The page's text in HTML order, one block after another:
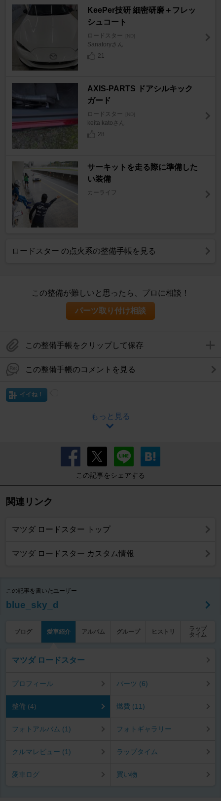
KeePer技研 細密研磨＋フレッ
シュコート
ロードスター [ND]
Sanatoryさん
21
AXIS-PARTS ドアシルキック
ガード
ロードスター [ND]
keita katoさん
28
サーキットを走る際に準備した
い装備
カーライフ
ロードスター の点火系の整備手帳を見る
この整備が難しいと思ったら、プロに相談！
パーツ取り付け相談
この整備手帳をクリップして保存
この整備手帳のコメントを見る
イイね！
もっと見る
この記事をシェアする
関連リンク
マツダ ロードスター トップ
マツダ ロードスター カスタム情報
この記事を書いたユーザー
blue_sky_d
ブログ 愛車紹介 アルバム グループ ヒストリ
ラップ
タイム
マツダ ロードスター
プロフィール パーツ (6)
整備 (4) 燃費 (11)
フォトアルバム (1) フォトギャラリー
クルマレビュー (1) ラップタイム
愛車ログ 買い物